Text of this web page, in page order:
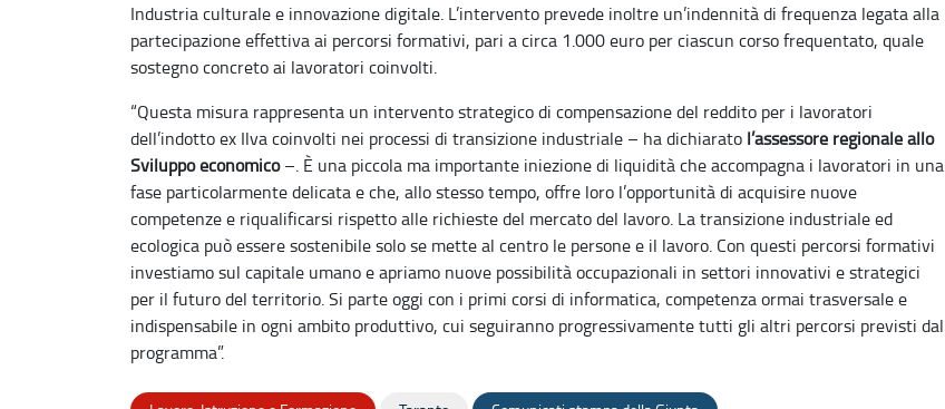
Industria culturale e innovazione digitale. L’intervento prevede inoltre un’indennità di frequenza legata alla
partecipazione effettiva ai percorsi formativi, pari a circa 1.000 euro per ciascun corso frequentato, quale
sostegno concreto ai lavoratori coinvolti.
“Questa misura rappresenta un intervento strategico di compensazione del reddito per i lavoratori
dell’indotto ex Ilva coinvolti nei processi di transizione industriale – ha dichiarato l’assessore regionale allo
Sviluppo economico–. È una piccola ma importante iniezione di liquidità che accompagna i lavoratori in una
fase particolarmente delicata e che, allo stesso tempo, offre loro l’opportunità di acquisire nuove
competenze e riqualificarsi rispetto alle richieste del mercato del lavoro. La transizione industriale ed
ecologica può essere sostenibile solo se mette al centro le persone e il lavoro. Con questi percorsi formativi
investiamo sul capitale umano e apriamo nuove possibilità occupazionali in settori innovativi e strategici
per il futuro del territorio. Si parte oggi con i primi corsi di informatica, competenza ormai trasversale e
indispensabile in ogni ambito produttivo, cui seguiranno progressivamente tutti gli altri percorsi previsti dal
programma”.